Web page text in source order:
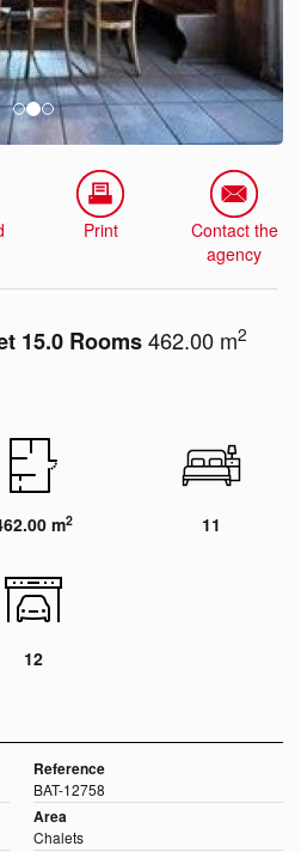
Print
Contact the
agency
15.0 Rooms462.00 m2
m2 11
12
Reference
BAT-12758
Area
Chalets